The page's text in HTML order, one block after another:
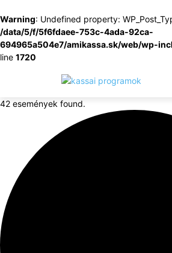
Warning: Undefined property:
/data/5/f/5f6fdaee-753c-4ada-92ca-
694965a504e7/amikassa.sk/web/wp-
line 1720
42 események found.